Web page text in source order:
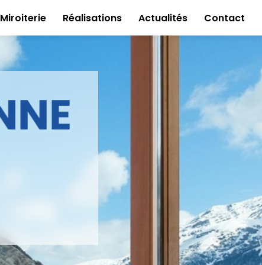
Miroiterie Réalisations Actualités Contact